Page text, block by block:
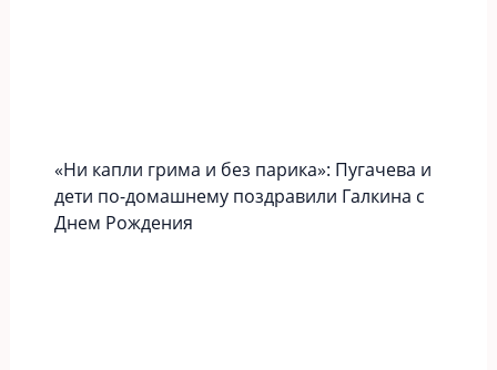
«Ни капли грима и без парика»: Пугачева и
дети по-домашнему поздравили Галкина с
Днем Рождения